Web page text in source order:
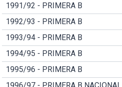
1991/92 - PRIMERA B
1992/93 - PRIMERA B
1993/94 - PRIMERA B
1994/95 - PRIMERA B
1995/96 - PRIMERA B